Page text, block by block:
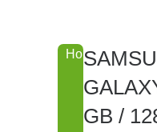
Новинка
GB /